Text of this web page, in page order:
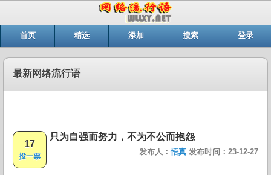
首页 精选 添加 搜索 登录
最新网络流行语
17
投一票
只为自强而努力，不为不公而抱怨
发布人：悟真 发布时间：23-12-27